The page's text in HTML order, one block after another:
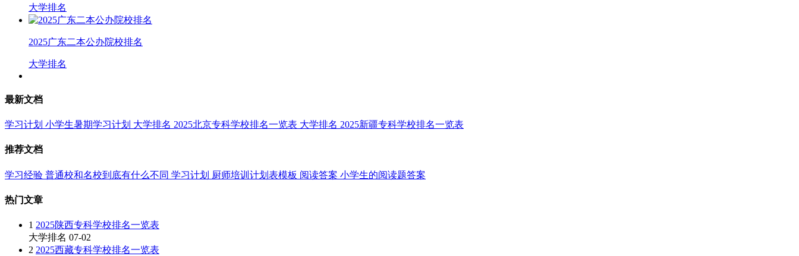
大学排名
2025广东二本公办院校排名
大学排名
最新文档
学习计划 小学生暑期学习计划 大学排名 2025北京专科学校排名一览表 大学排名 2025新疆专科学校排名一览表
推荐文档
学习经验 普通校和名校到底有什么不同 学习计划 厨师培训计划表模板 阅读答案 小学生的阅读题答案
热门文章
1 2025陕西专科学校排名一览表
大学排名 07-02
2 2025西藏专科学校排名一览表